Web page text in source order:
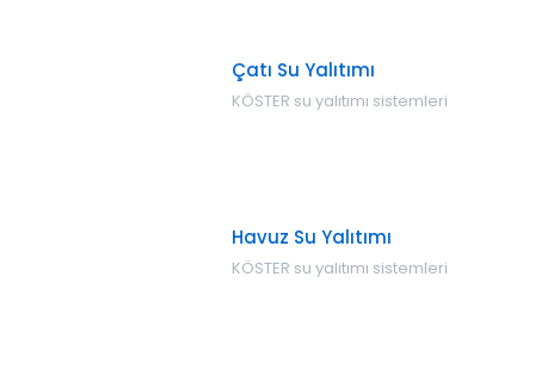
Çatı Su Yalıtımı
KÖSTER su yalıtımı sistemleri
Havuz Su Yalıtımı
KÖSTER su yalıtımı sistemleri